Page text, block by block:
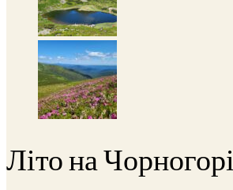
Літо на Чорногорі